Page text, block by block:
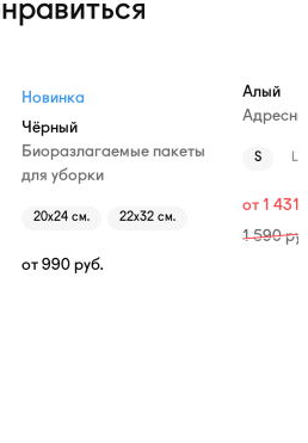
Новинка
Чёрный
Биоразлагаемые пакеты
для уборки
20х24 см. 22х32 см.
от 990 руб.
Алый
S L
от 1 431
1 590